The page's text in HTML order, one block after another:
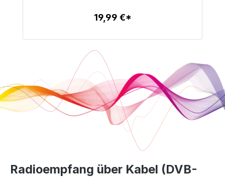
19,99 €*
Radioempfang über Kabel (DVB-